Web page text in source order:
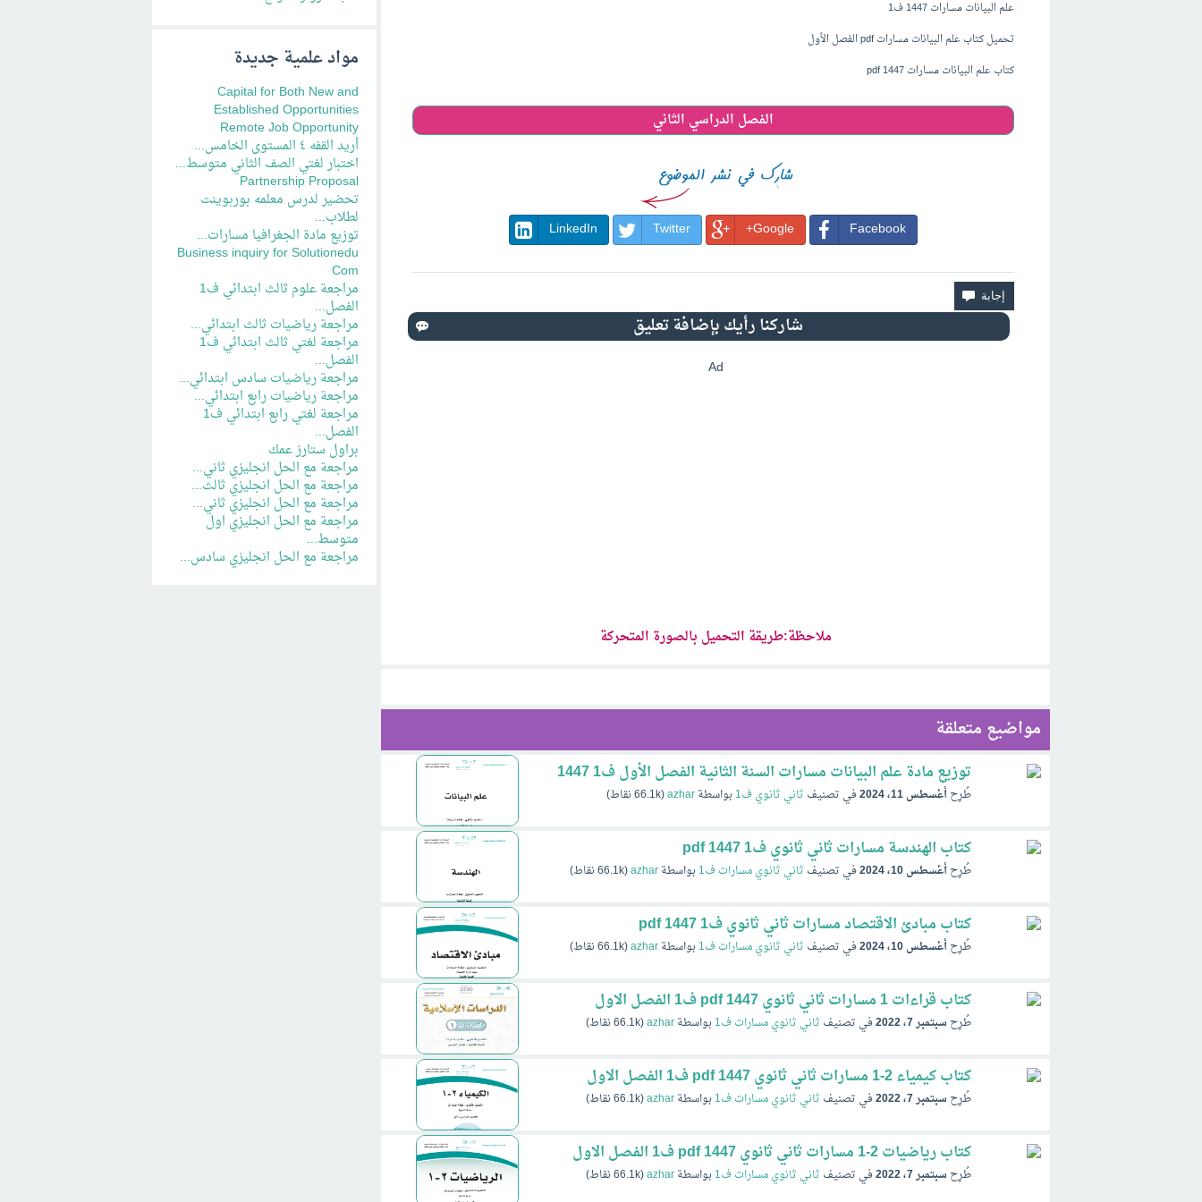
علم البيانات مسارات 1447 ف1
تحميل كتاب علم البيانات مسارات pdf الفصل الأول
كتاب علم البيانات مسارات pdf 1447
الفصل الدراسي الثاني
Facebook
Google+
Twitter
LinkedIn
Ad
ملاحظة:طريقة التحميل بالصورة المتحركة
مواضيع متعلقة
توزيع مادة علم البيانات مسارات السنة الثانية الفصل الأول ف1 1447
طُرِحأغسطس 11، 2024 في تصنيف ثاني ثانوي ف1 بواسطةazhar
(
66.1kنقاط)
كتاب الهندسة مسارات ثاني ثانوي ف1 pdf 1447
طُرِحأغسطس 10، 2024 في تصنيف ثاني ثانوي مسارات ف1 بواسطةazhar
(
66.1kنقاط)
كتاب مبادئ الاقتصاد مسارات ثاني ثانوي ف1 pdf 1447
طُرِحأغسطس 10، 2024 في تصنيف ثاني ثانوي مسارات ف1 بواسطةazhar
(
66.1kنقاط)
كتاب قراءات 1 مسارات ثاني ثانوي pdf 1447 ف1 الفصل الاول
طُرِح سبتمبر 7، 2022 في تصنيف ثاني ثانوي مسارات ف1 بواسطةazhar
(
66.1kنقاط)
كتاب كيمياء 2-1 مسارات ثاني ثانوي pdf 1447 ف1 الفصل الاول
طُرِح سبتمبر 7، 2022 في تصنيف ثاني ثانوي مسارات ف1 بواسطةazhar
(
66.1kنقاط)
كتاب رياضيات 2-1 مسارات ثاني ثانوي pdf 1447 ف1 الفصل الاول
طُرِح سبتمبر 7، 2022 في تصنيف ثاني ثانوي مسارات ف1 بواسطةazhar
(
66.1kنقاط)
مواد علمية جديدة
Capital for Both New and
Established Opportunities
Remote Job Opportunity
أريد القفه ٤ المستوى الخامس...
اختبار لغتي الصف الثاني متوسط...
Partnership Proposal
تحضير لدرس معلمه بوربوينت
لطلاب...
توزيع مادة الجغرافيا مسارات...
Business inquiry for Solutionedu
Com
مراجعة علوم ثالث ابتدائي ف1
الفصل...
مراجعة رياضيات ثالث ابتدائي...
مراجعة لغتي ثالث ابتدائي ف1
الفصل...
مراجعة رياضيات سادس ابتدائي...
مراجعة رياضيات رابع ابتدائي...
مراجعة لغتي رابع ابتدائي ف1
الفصل...
براول ستارز عمك
مراجعة مع الحل انجليزي ثاني...
مراجعة مع الحل انجليزي ثالث...
مراجعة مع الحل انجليزي ثاني...
مراجعة مع الحل انجليزي اول
متوسط...
مراجعة مع الحل انجليزي سادس...